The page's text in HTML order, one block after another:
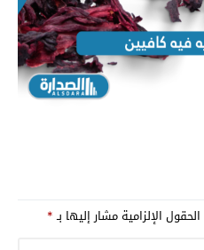
الحقول الإلزامية مشار إليها بـ*